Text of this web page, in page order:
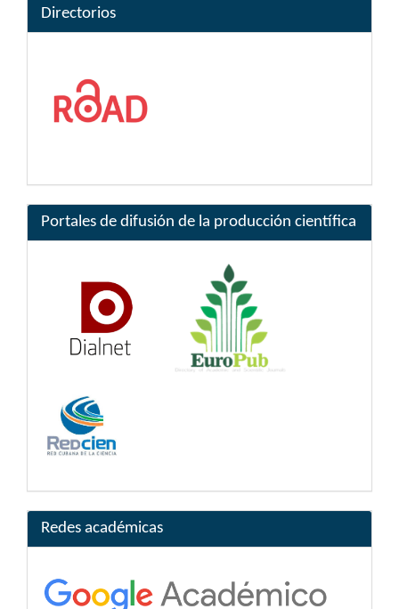
Directorios
Portales de difusión de la producción científica
Redes académicas